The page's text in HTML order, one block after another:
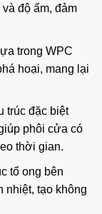
độ ẩm, đảm
trong WPC
hoại, mang lại
trúc đặc biệt
phôi cửa có
thời gian.
tổ ong bên
nhiệt, tạo không